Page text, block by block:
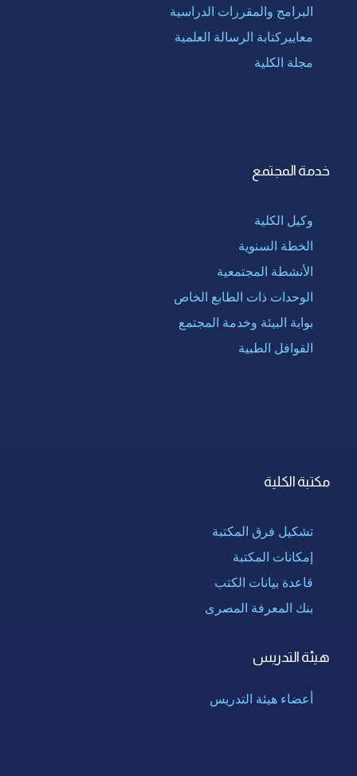
البرامج والمقررات الدراسية
معاييركتابة الرسالة العلمية
مجلة الكلية
خدمة المجتمع
وكيل الكلية
الخطة السنوية
الأنشطة المجتمعية
الوحدات ذات الطابع الخاص
بوابة البيئة وخدمة المجتمع
القوافل الطبية
مكتبة الكلية
تشكيل فرق المكتبة
إمكانات المكتبة
قاعدة بيانات الكتب
بنك المعرفة المصرى
هيئة التدريس
أعضاء هيئة التدريس